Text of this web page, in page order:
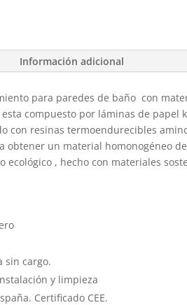
Información adicional
para paredes de baño con
esta compuesto por láminas de
con resinas termoendurecibles
obtener un material homonogéneo
ecológico , hecho con materiales
sin cargo.
y limpieza
Certificado CEE.